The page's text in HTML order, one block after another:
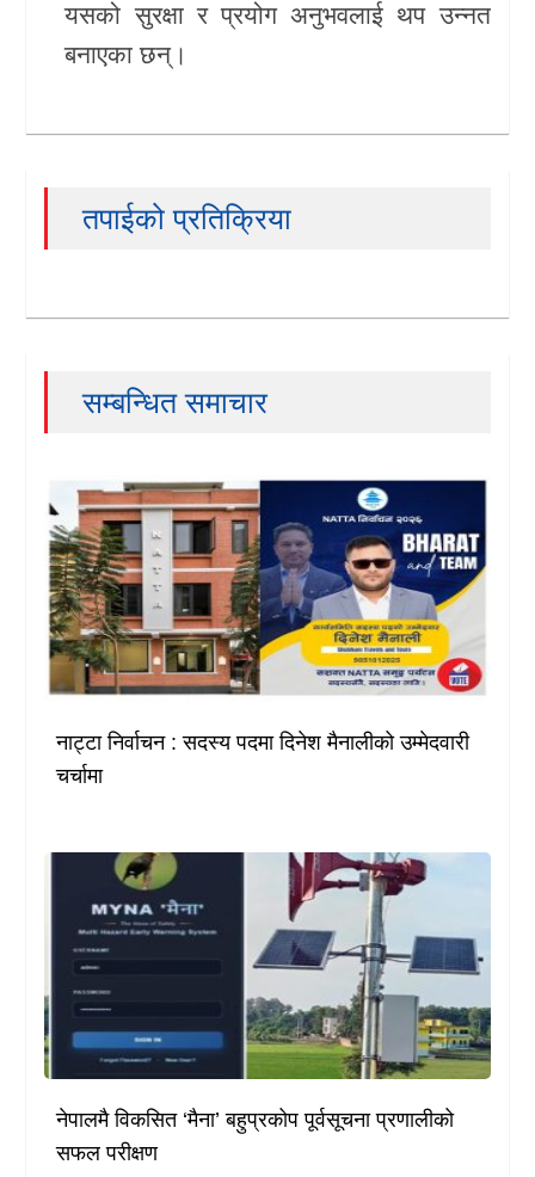
यसको सुरक्षा र प्रयोग अनुभवलाई थप उन्नत
बनाएका छन्।
तपाईको प्रतिक्रिया
सम्बन्धित समाचार
नाट्टा निर्वाचन : सदस्य पदमा दिनेश मैनालीको उम्मेदवारी
चर्चामा
नेपालमै विकसित ‘मैना’ बहुप्रकोप पूर्वसूचना प्रणालीको
सफल परीक्षण